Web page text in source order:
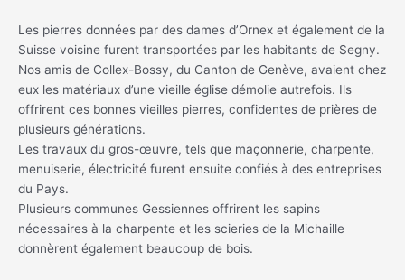
Les pierres données par des dames d’Ornex et également de la
Suisse voisine furent transportées par les habitants de Segny.
Nos amis de Collex-Bossy, du Canton de Genève, avaient chez
eux les matériaux d’une vieille église démolie autrefois. Ils
offrirent ces bonnes vieilles pierres, confidentes de prières de
plusieurs générations.
Les travaux du gros-œuvre, tels que maçonnerie, charpente,
menuiserie, électricité furent ensuite confiés à des entreprises
du Pays.
Plusieurs communes Gessiennes offrirent les sapins
nécessaires à la charpente et les scieries de la Michaille
donnèrent également beaucoup de bois.